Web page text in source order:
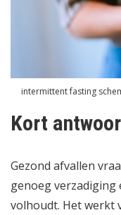
intermittent fasting
Kort
Gezond afvallen
genoeg verzadiging
volhoudt. Het werkt